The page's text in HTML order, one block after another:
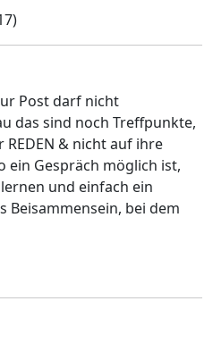
Post darf nicht
das sind noch Treffpunkte,
& nicht auf ihre
ein Gespräch möglich ist,
und einfach ein
Beisammensein, bei dem